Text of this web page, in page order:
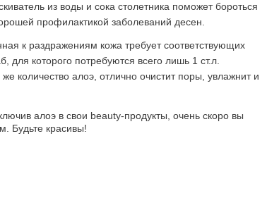
из воды и сока столетника поможет бороться
профилактикой заболеваний десен.
к раздражениям кожа требует соответствующих
для которого потребуются всего лишь 1 ст.л.
количество алоэ, отлично очистит поры, увлажнит и
алоэ в свои beauty-продукты, очень скоро вы
Будьте красивы!